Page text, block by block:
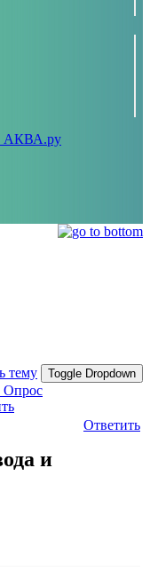
тему Toggle Dropdown
Ответить
и